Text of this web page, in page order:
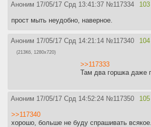
Аноним 17/05/17 Срд 13:41:37 №117334 103
прост мыть неудобно, наверное.
Аноним 17/05/17 Срд 14:21:14 №117340 104
(213Кб, 1280x720)
>>117333
Там два горшка даже
Аноним 17/05/17 Срд 14:52:24 №117350 105
>>117340
хорошо, больше не буду спрашивать всякое.